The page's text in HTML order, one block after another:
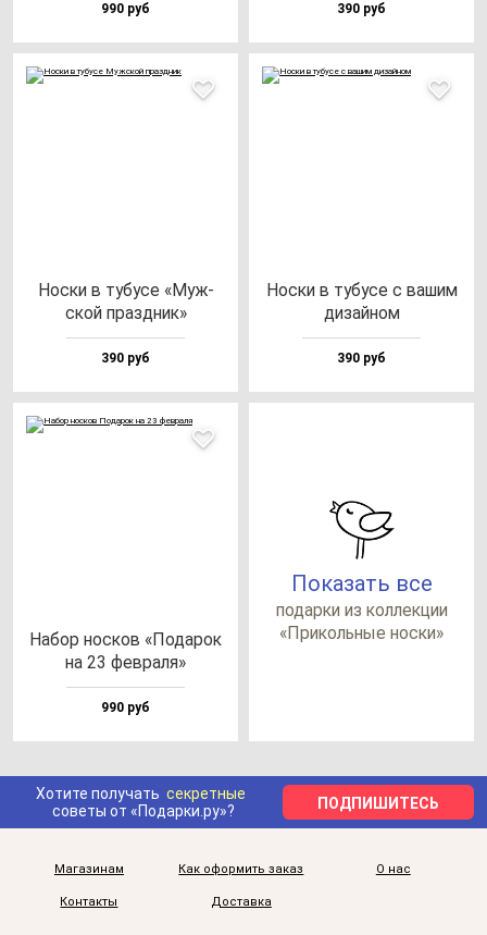
990 руб 390 руб
Нос­ки в ту­бу­се «Муж­
ской праз­дник»
390 руб
Нос­ки в ту­бу­се с ва­шим
ди­зай­ном
390 руб
Набор нос­ков «Пода­рок
на 23 фев­ра­ля»
990 руб
Показать все
по­дар­ки из кол­лек­ции
«При­коль­ные нос­ки»
Хотите получать секретные
советы от «Подарки.ру»?
ПОДПИШИТЕСЬ
Магазинам Как оформить заказ О нас
Контакты Доставка